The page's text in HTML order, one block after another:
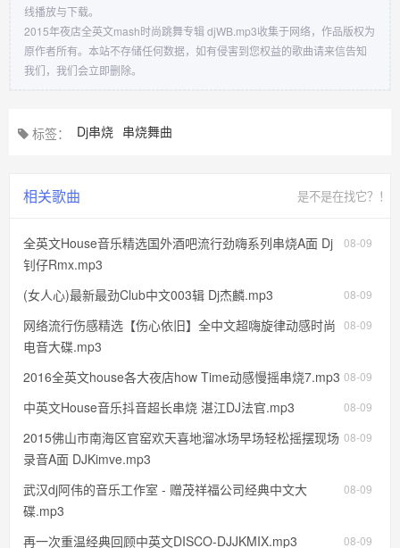
线播放与下载。
2015年夜店全英文mash时尚跳舞专辑 djWB.mp3收集于网络，作品版权为
原作者所有。本站不存储任何数据，如有侵害到您权益的歌曲请来信告知
我们，我们会立即删除。
标签： Dj串烧 串烧舞曲
相关歌曲 是不是在找它？！
08-09
全英文House音乐精选国外酒吧流行劲嗨系列串烧A面 Dj
钊仔Rmx.mp3
08-09
(女人心)最新最劲Club中文003辑 Dj杰麟.mp3
08-09
网络流行伤感精选【伤心依旧】全中文超嗨旋律动感时尚
电音大碟.mp3
08-09
2016全英文house各大夜店how Time动感慢摇串烧7.mp3
08-09
中英文House音乐抖音超长串烧 湛江DJ法官.mp3
08-09
2015佛山市南海区官窑欢天喜地溜冰场早场轻松摇摆现场
录音A面 DJKimve.mp3
08-09
武汉dj阿伟的音乐工作室 - 赠茂祥福公司经典中文大
碟.mp3
08-09
再一次重温经典回顾中英文DISCO-DJJKMIX.mp3